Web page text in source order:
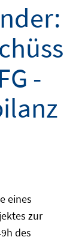
-
eines
zur
des